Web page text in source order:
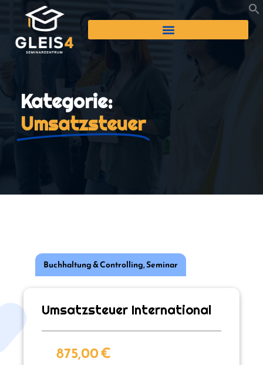
Kategorie:
Umsatzsteuer
Buchhaltung & Controlling,Seminar
Umsatzsteuer International
875,00€